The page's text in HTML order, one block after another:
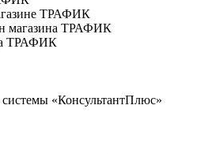
«КонсультантПлюс»